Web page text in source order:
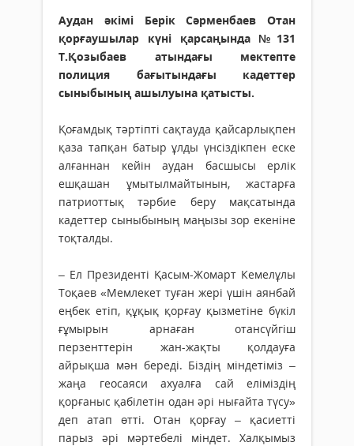
Аудан әкімі Берік Сәрменбаев Отан
қорғаушылар күні қарсаңында №131
Т.Қозыбаев атындағы мектепте
полиция бағытындағы кадеттер
сыныбының ашылуына қатысты.
Қоғамдық тәртіпті сақтауда қайсарлықпен
қаза тапқан батыр ұлды үнсіздікпен еске
алғаннан кейін аудан басшысы ерлік
ешқашан ұмытылмайтынын, жастарға
патриоттық тәрбие беру мақсатында
кадеттер сыныбының маңызы зор екеніне
тоқталды.
– Ел Президенті Қасым-Жомарт Кемелұлы
Тоқаев «Мемлекет туған жері үшін аянбай
еңбек етіп, құқық қорғау қызметіне бүкіл
ғұмырын арнаған отансүйгіш
перзенттерін жан-жақты қолдауға
айрықша мән береді. Біздің міндетіміз –
жаңа геосаяси ахуалға сай еліміздің
қорғаныс қабілетін одан әрі нығайта түсу»
деп атап өтті. Отан қорғау – қасиетті
парыз әрі мәртебелі міндет. Халқымыз